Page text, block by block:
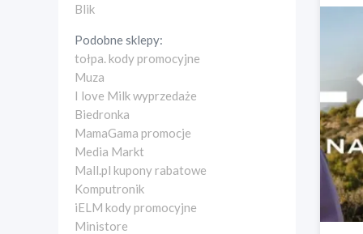
Blik
Podobne sklepy:
tołpa. kody promocyjne
Muza
I love Milk wyprzedaże
Biedronka
MamaGama promocje
Media Markt
Mall.pl kupony rabatowe
Komputronik
iELM kody promocyjne
Ministore